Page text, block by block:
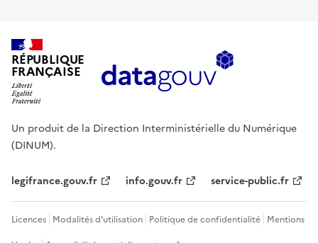
RÉPUBLIQUE
FRANÇAISE
Un produit de la Direction Interministérielle du Numérique
(DINUM).
legifrance.gouv.fr info.gouv.fr service-public.fr
Licences Modalités d'utilisation Politique de confidentialité Mentions